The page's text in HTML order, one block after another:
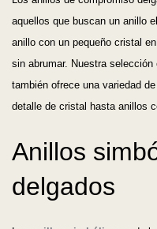
aquellos que buscan un anillo
anillo con un pequeño cristal
sin abrumar. Nuestra
también ofrece una variedad
detalle de cristal hasta anillos
Anillos
delgados